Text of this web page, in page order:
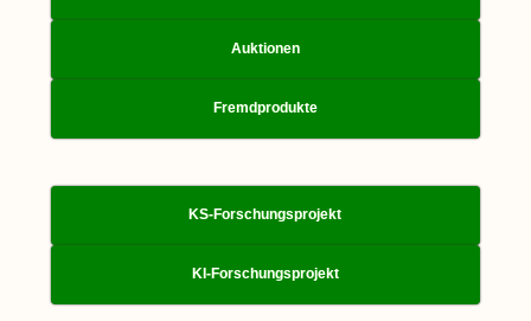
Auktionen
Fremdprodukte
KS-Forschungsprojekt
KI-Forschungsprojekt